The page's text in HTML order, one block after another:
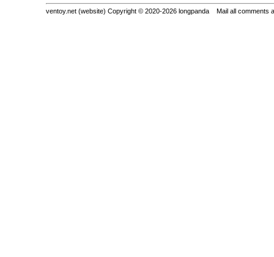
ventoy.net (website) Copyright © 2020-2026 longpanda Mail all comments